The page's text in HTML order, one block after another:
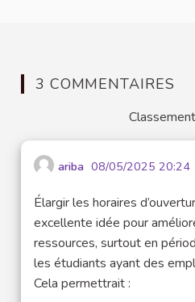
3 COMMENTAIRES
ariba 08/05/2025 20:24
Élargir les horaires
excellente idée pour
ressources, surtout en
les étudiants ayant des
Cela permettrait :